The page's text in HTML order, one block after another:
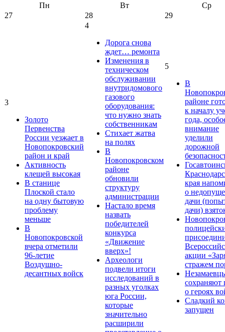
Пн
Вт
Ср
27
28 29
3
Золото
Первенства
России уезжает в
Новопокровский
район и край
Активность
клещей высокая
В станице
Плоской стало
на одну бытовую
проблему
меньше
В
Новопокровской
вчера отметили
96-летие
Воздушно-
десантных войск
4
Дорога снова
ждет… ремонта
Изменения в
техническом
обслуживании
внутридомового
газового
оборудования:
что нужно знать
собственникам
Стихает жатва
на полях
В
Новопокровском
районе
обновили
структуру
администрации
Настало время
назвать
победителей
конкурса
«Движение
вверх»!
Археологи
подвели итоги
исследований в
разных уголках
юга России,
которые
значительно
расширили
5
В
районе
к началу
года,
внимание
уделили
дорожной
края
о
дачи
дачи)
акции
стражем
сохраняют
о героях
Сладкий
запущен